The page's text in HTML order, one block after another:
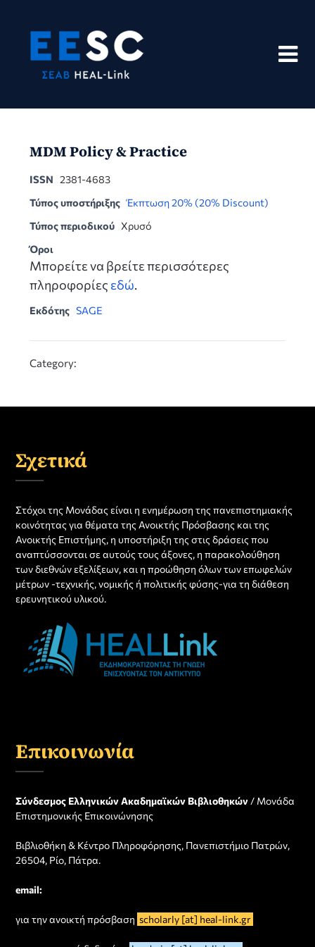
content
MDM Policy & Practice
ISSN 2381-4683
Τύπος υποστήριξης Έκπτωση 20% (20% Discount)
Τύπος περιοδικού Χρυσό
Όροι
Μπορείτε να βρείτε περισσότερες
πληροφορίες εδώ.
Εκδότης SAGE
Category:
Σχετικά
Στόχοι της Μονάδας είναι η ενημέρωση της πανεπιστημιακής
κοινότητας για θέματα της Ανοικτής Πρόσβασης και της
Ανοικτής Επιστήμης, η υποστήριξη της στις δράσεις που
αναπτύσσονται σε αυτούς τους άξονες, η παρακολούθηση
των διεθνών εξελίξεων, και η προώθηση όλων των επωφελών
μέτρων -τεχνικής, νομικής ή πολιτικής φύσης-για τη διάθεση
ερευνητικού υλικού.
Επικοινωνία
Σύνδεσμος Ελληνικών Ακαδημαϊκών Βιβλιοθηκών / Μονάδα
Επιστημονικής Επικοινώνησης
Βιβλιοθήκη & Κέντρο Πληροφόρησης, Πανεπιστήμιο Πατρών,
26504, Ρίο, Πάτρα.
email:
για την ανοικτή πρόσβαση scholarly [at] heal-link.gr